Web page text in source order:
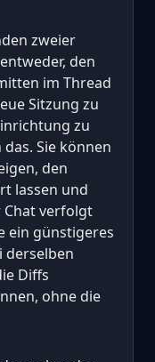
zweier
den
im Thread
Sitzung zu
zu
Sie können
den
lassen und
Chat verfolgt
ein günstigeres
derselben
Diffs
ohne die